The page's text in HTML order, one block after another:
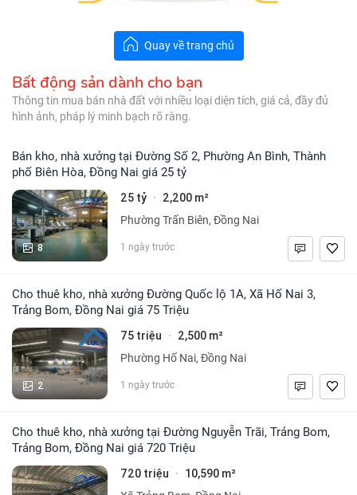
Quay về trang chủ
Bất động sản dành cho bạn
Thông tin mua bán nhà đất với nhiều loại diện tích, giá cả, đầy đủ
hình ảnh, pháp lý minh bạch rõ ràng.
Bán kho, nhà xưởng tại Đường Số 2, Phường An Bình, Thành
phố Biên Hòa, Đồng Nai giá 25 tỷ
8
25 tỷ · 2,200 m²
Phường Trấn Biên, Đồng Nai
1 ngày trước
Cho thuê kho, nhà xưởng Đường Quốc lộ 1A, Xã Hố Nai 3,
Trảng Bom, Đồng Nai giá 75 Triệu
2
75 triệu · 2,500 m²
Phường Hố Nai, Đồng Nai
1 ngày trước
Cho thuê kho, nhà xưởng tại Đường Nguyễn Trãi, Trảng Bom,
Trảng Bom, Đồng Nai giá 720 Triệu
720 triệu · 10,590 m²